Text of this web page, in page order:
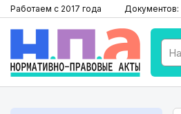
Работаем с 2017 года Документов: